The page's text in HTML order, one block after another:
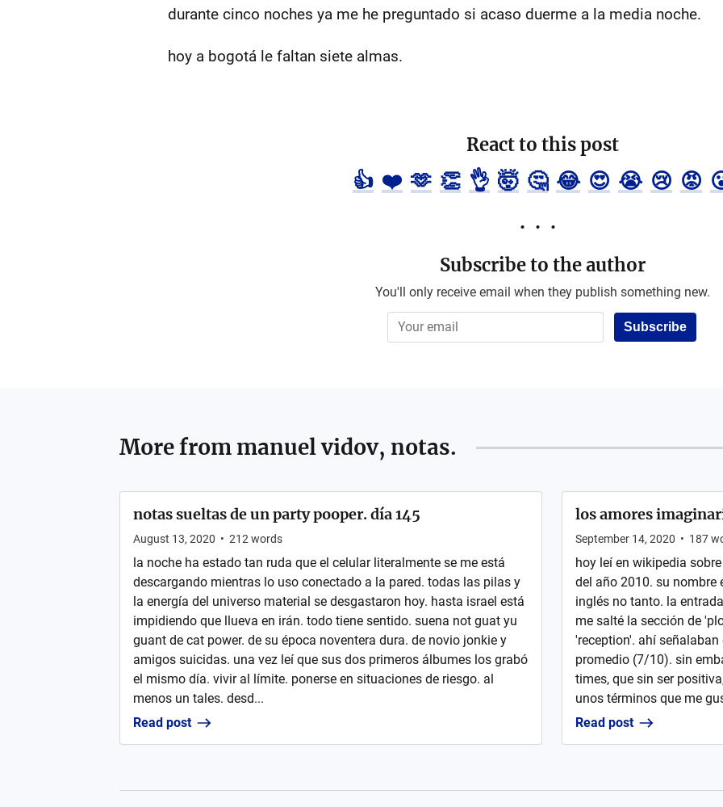
durante cinco noches ya me he preguntado si acaso duerme a la media noche.
hoy a bogotá le faltan siete almas.
React to this post
👍 ❤️ 🫶 👏 👌 🤯 🤔 😂 😍 😭 😢 😡
Subscribe to the author
You'll only receive email when they publish something new.
Subscribe
More from manuel vidov, notas.
notas sueltas de un party pooper. día 145
August 13, 2020 • 212 words
la noche ha estado tan ruda que el celular literalmente se me está
descargando mientras lo uso conectado a la pared. todas las pilas y
la energía del universo material se desgastaron hoy. hasta israel está
impidiendo que llueva en irán. todo tiene sentido. suena not guat yu
guant de cat power. de su época noventera dura. de novio jonkie y
amigos suicidas. una vez leí que sus dos primeros álbumes los grabó
el mismo día. vivir al límite. ponerse en situaciones de riesgo. al
menos un tales. desd...
Read post
los amores
September 14, 2020 • 187
hoy leí en wikipedia
del año 2010. su nombre
inglés no tanto. la
me salté la sección de
'reception'. ahí
promedio (7/10). sin
times, que sin ser
unos términos que me
Read post